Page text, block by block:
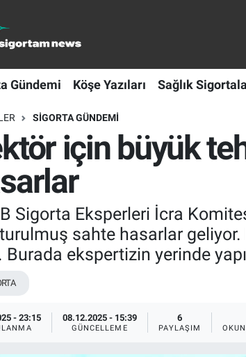
Gündemi Köşe Yazıları Sağlık
SIGORTA GÜNDEMI
için büyük
Sigorta Eksperleri İcra
sahte hasarlar geliyor.
Burada ekspertizin yerinde
- 23:15 08.12.2025 - 15:39
GÜNCELLEME
6
PAYLAŞIM